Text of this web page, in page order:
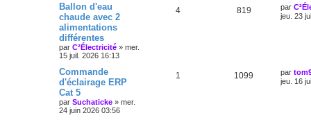
Ballon d'eau
chaude avec 2
alimentations
différentes
par C²Électricité » mer.
15 juil. 2026 16:13
4 819 par
jeu. 23
Commande
d'éclairage ERP
Cat 5
par Suchaticke » mer.
24 juin 2026 03:56
1 1099 par
jeu. 16